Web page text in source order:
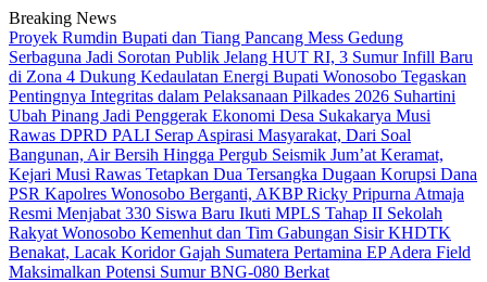
Breaking News
Proyek Rumdin Bupati dan Tiang Pancang Mess Gedung
Serbaguna Jadi Sorotan Publik Jelang HUT RI, 3 Sumur Infill Baru
di Zona 4 Dukung Kedaulatan Energi Bupati Wonosobo Tegaskan
Pentingnya Integritas dalam Pelaksanaan Pilkades 2026 Suhartini
Ubah Pinang Jadi Penggerak Ekonomi Desa Sukakarya Musi
Rawas DPRD PALI Serap Aspirasi Masyarakat, Dari Soal
Bangunan, Air Bersih Hingga Pergub Seismik Jum’at Keramat,
Kejari Musi Rawas Tetapkan Dua Tersangka Dugaan Korupsi Dana
PSR Kapolres Wonosobo Berganti, AKBP Ricky Pripurna Atmaja
Resmi Menjabat 330 Siswa Baru Ikuti MPLS Tahap II Sekolah
Rakyat Wonosobo Kemenhut dan Tim Gabungan Sisir KHDTK
Benakat, Lacak Koridor Gajah Sumatera Pertamina EP Adera Field
Maksimalkan Potensi Sumur BNG-080 Berkat